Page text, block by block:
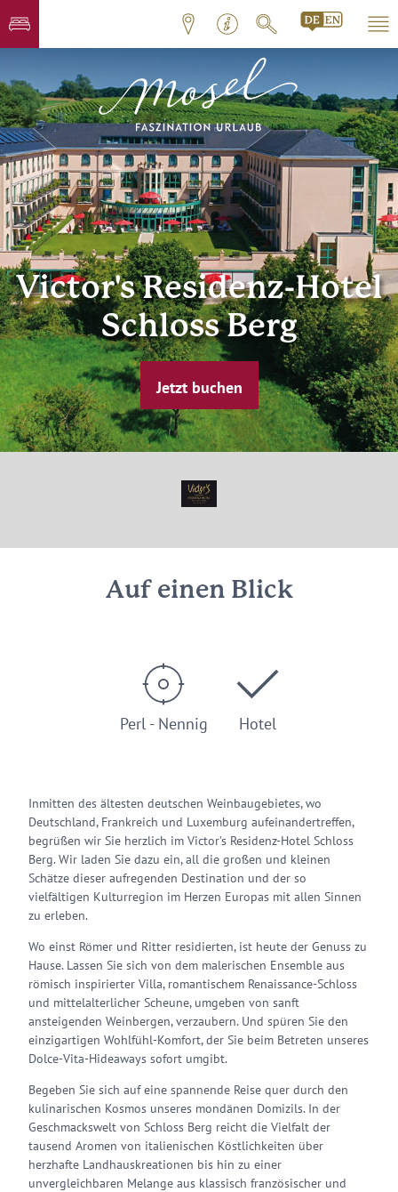
Victor's Residenz-Hotel
Schloss Berg
Jetzt buchen
Auf einen Blick
Perl - Nennig Hotel
Inmitten des ältesten deutschen Weinbaugebietes, wo
Deutschland, Frankreich und Luxemburg aufeinandertreffen,
begrüßen wir Sie herzlich im Victor’s Residenz-Hotel Schloss
Berg. Wir laden Sie dazu ein, all die großen und kleinen
Schätze dieser aufregenden Destination und der so
vielfältigen Kulturregion im Herzen Europas mit allen Sinnen
zu erleben.
Wo einst Römer und Ritter residierten, ist heute der Genuss zu
Hause. Lassen Sie sich von dem malerischen Ensemble aus
römisch inspirierter Villa, romantischem Renaissance-Schloss
und mittelalterlicher Scheune, umgeben von sanft
ansteigenden Weinbergen, verzaubern. Und spüren Sie den
einzigartigen Wohlfühl-Komfort, der Sie beim Betreten unseres
Dolce-Vita-Hideaways sofort umgibt.
Begeben Sie sich auf eine spannende Reise quer durch den
kulinarischen Kosmos unseres mondänen Domizils. In der
Geschmackswelt von Schloss Berg reicht die Vielfalt der
tausend Aromen von italienischen Köstlichkeiten über
herzhafte Landhauskreationen bis hin zu einer
unvergleichbaren Melange aus klassisch französischer und